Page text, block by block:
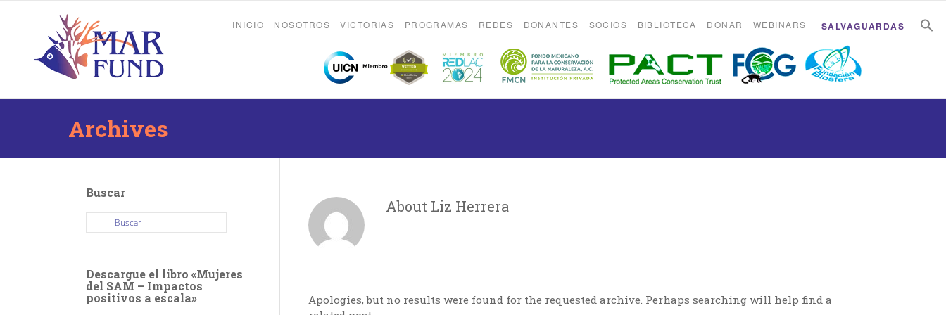
INICIO NOSOTROS VICTORIAS PROGRAMAS REDES DONANTES SOCIOS BIBLIOTECA DONAR WEBINARS SALVAGUARDAS
Archives
About Liz Herrera
Apologies, but no results were found for the requested archive. Perhaps searching will help find a
Buscar
Descargue el libro «Mujeres
del SAM – Impactos
positivos a escala»